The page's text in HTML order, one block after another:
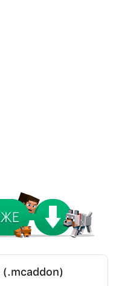
(.mcaddon)